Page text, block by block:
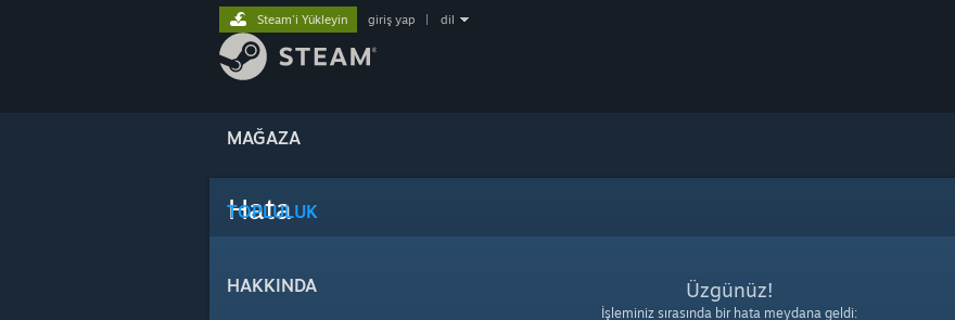
MAĞAZA
TOPLULUK
HAKKINDA
Steam'i Yükleyin giriş yap dil
Hata
Üzgünüz!
İşleminiz sırasında bir hata meydana geldi: